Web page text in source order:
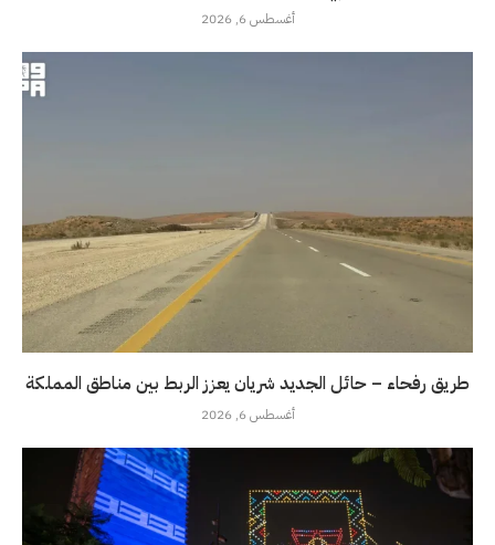
أغسطس 6, 2026
طريق رفحاء – حائل الجديد شريان يعزز الربط بين مناطق المملكة
أغسطس 6, 2026